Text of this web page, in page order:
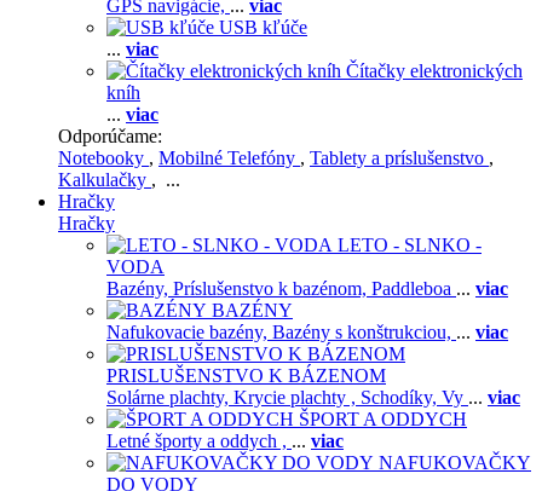
GPS navigácie, ... viac
USB kľúče
... viac
Čítačky elektronických
kníh
... viac
Odporúčame:
Notebooky , Mobilné Telefóny , Tablety a príslušenstvo ,
Kalkulačky , ...
Hračky
Hračky
LETO - SLNKO -
VODA
Bazény, Príslušenstvo k bazénom, Paddleboa ... viac
BAZÉNY
Nafukovacie bazény, Bazény s konštrukciou, ... viac
PRISLUŠENSTVO K BÁZENOM
Solárne plachty, Krycie plachty , Schodíky, Vy ... viac
ŠPORT A ODDYCH
Letné športy a oddych , ... viac
NAFUKOVAČKY
DO VODY